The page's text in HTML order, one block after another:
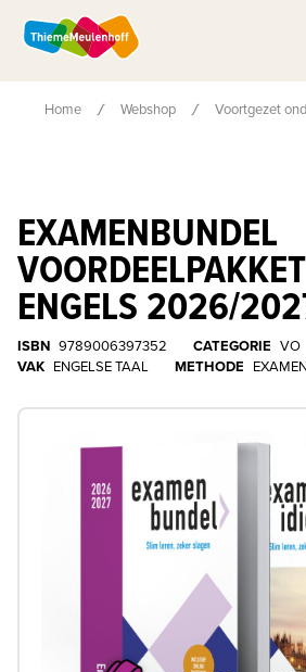
Home Webshop Voortgezet
EXAMENBUNDEL
ENGELS 2026/
ISBN 9789006397352 CATEGORIE VO
VAK ENGELSE TAAL METHODE